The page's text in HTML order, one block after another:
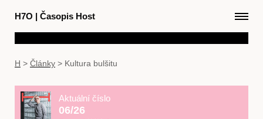
H7O | Časopis Host
H > Články > Kultura bulšitu
Aktuální číslo
06/26